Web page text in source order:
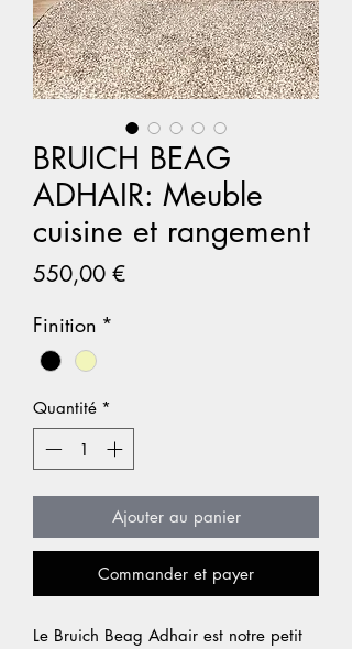
BRUICH BEAG
ADHAIR: Meuble
cuisine et rangement
550,00 €Prix
Finition *
Quantité *
Ajouter au panier
Commander et payer
Le Bruich Beag Adhair est notre petit